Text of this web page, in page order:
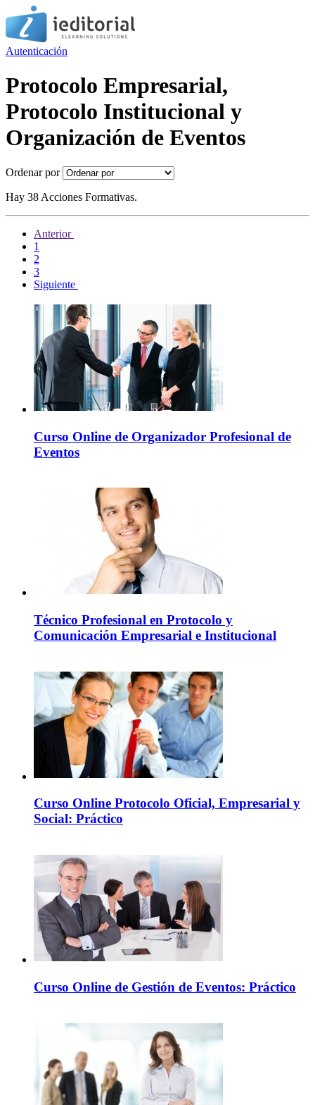
Autenticación
Protocolo Empresarial,
Protocolo Institucional y
Organización de Eventos
Ordenar por
Hay 38 Acciones Formativas.
Anterior
1
2
3
Siguiente
Curso Online de Organizador Profesional de
Eventos
Técnico Profesional en Protocolo y
Comunicación Empresarial e Institucional
Curso Online Protocolo Oficial, Empresarial y
Social: Práctico
Curso Online de Gestión de Eventos: Práctico